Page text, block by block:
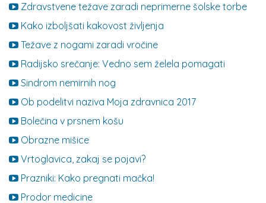
Zdravstvene težave zaradi neprimerne šolske torbe
Kako izboljšati kakovost življenja
Težave z nogami zaradi vročine
Radijsko srečanje: Vedno sem želela pomagati
Sindrom nemirnih nog
Ob podelitvi naziva Moja zdravnica 2017
Bolečina v prsnem košu
Obrazne mišice
Vrtoglavica, zakaj se pojavi?
Prazniki: Kako pregnati mačka!
Prodor medicine